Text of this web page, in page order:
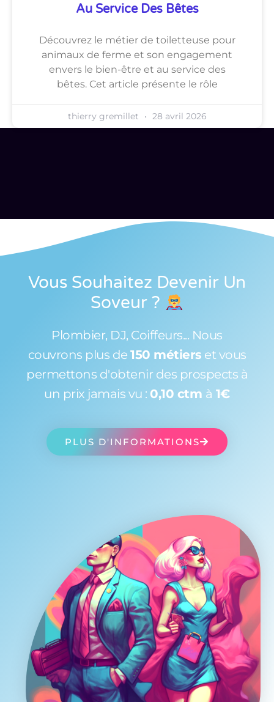
Au Service Des Bêtes
Découvrez le métier de toiletteuse pour
animaux de ferme et son engagement
envers le bien-être et au service des
bêtes. Cet article présente le rôle
thierry gremillet 28 avril 2026
Vous Souhaitez Devenir Un
Soveur ?
Plombier, DJ, Coiffeurs... Nous
couvrons plus de 150 métiers et vous
permettons d'obtenir des prospects à
un prix jamais vu : 0,10 ctm à 1€
PLUS D'INFORMATIONS